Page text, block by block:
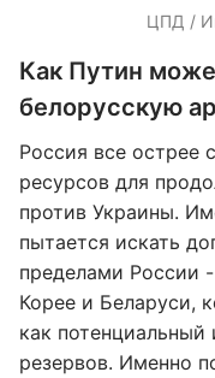
ЦПД /
Как Путин
белорусскую
Россия все острее
ресурсов для
против Украины.
пытается искать
пределами России
Корее и Беларуси,
как
резервов. Именно